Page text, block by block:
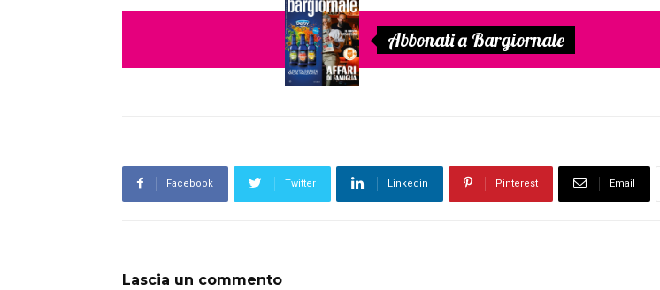
Abbonati a Bargiornale
Facebook Twitter Linkedin Pinterest Email
Lascia un commento